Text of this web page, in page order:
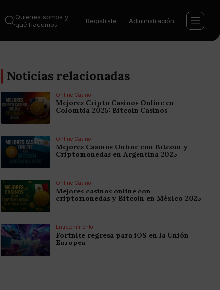
Quiénes somos y
qué hacemos
Regístrate Administración
Noticias relacionadas
Online Casino
Mejores Cripto Casinos Online en
Colombia 2025: Bitcoin Casinos
Online Casino
Mejores Casinos Online con Bitcoin y
Criptomonedas en Argentina 2025
Online Casino
Mejores casinos online con
criptomonedas y Bitcoin en México 2025
Entretenimiento
Fortnite regresa para iOS en la Unión
Europea